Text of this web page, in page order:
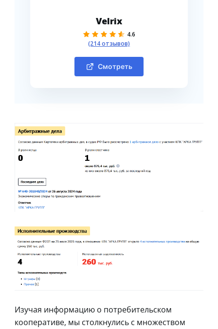
Velrix
4.6
(214 отзывов)
Смотреть
Изучая информацию о потребительском
кооперативе, мы столкнулись с множеством